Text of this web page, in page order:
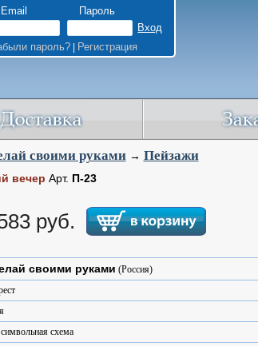
Email Пароль
пароль?| Регистрация
своими руками→ Пейзажи
вечер Арт. П-23
руб.
своими руками (Россия)
схема